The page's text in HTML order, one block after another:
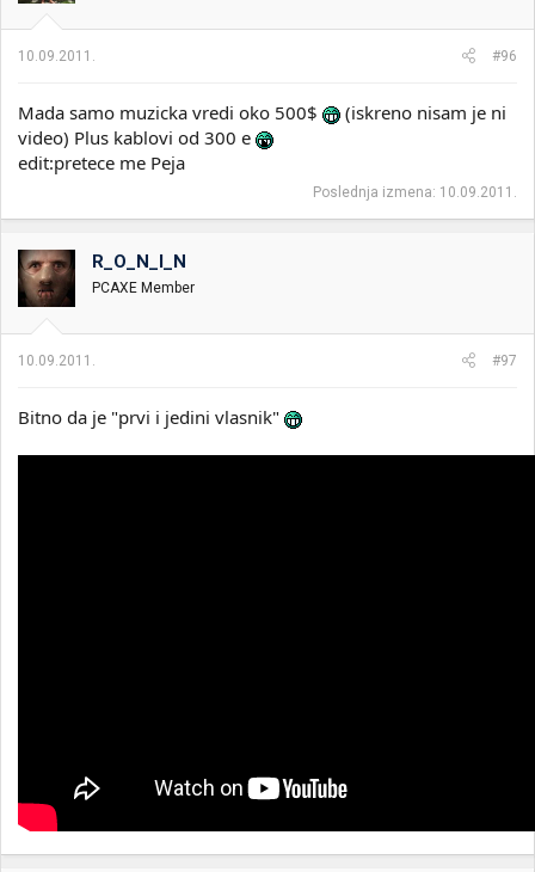
10.09.2011. #96
Mada samo muzicka vredi oko 500$
(iskreno nisam je ni
video) Plus kablovi od 300 e
edit:pretece me Peja
Poslednja izmena: 10.09.2011.
R_O_N_I_N
PCAXE Member
10.09.2011. #97
Bitno da je "prvi i jedini vlasnik"